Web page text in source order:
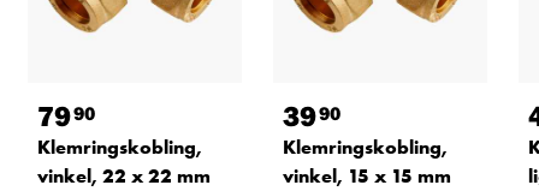
7990
Klemringskobling,
vinkel, 22 x 22 mm
3990
Klemringskobling,
vinkel, 15 x 15 mm